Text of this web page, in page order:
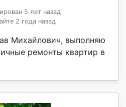
5 лет назад
2 года назад
Михайлович, выполняю
ремонты квартир в